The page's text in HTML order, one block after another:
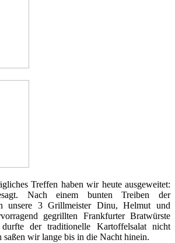
Treffen haben wir heute ausgeweitet:
Nach einem bunten Treiben der
unsere 3 Grillmeister Dinu, Helmut und
gegrillten Frankfurter Bratwürste
der traditionelle Kartoffelsalat nicht
wir lange bis in die Nacht hinein.